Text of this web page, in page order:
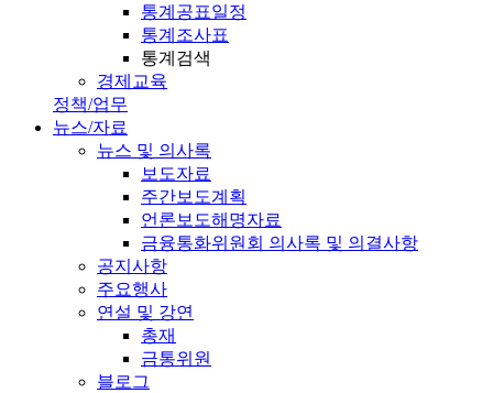
통계공표일정
통계조사표
통계검색
경제교육
정책/업무
뉴스/자료
뉴스 및 의사록
보도자료
주간보도계획
언론보도해명자료
금융통화위원회 의사록 및 의결사항
공지사항
주요행사
연설 및 강연
총재
금통위원
블로그